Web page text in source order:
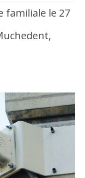
familiale le 27